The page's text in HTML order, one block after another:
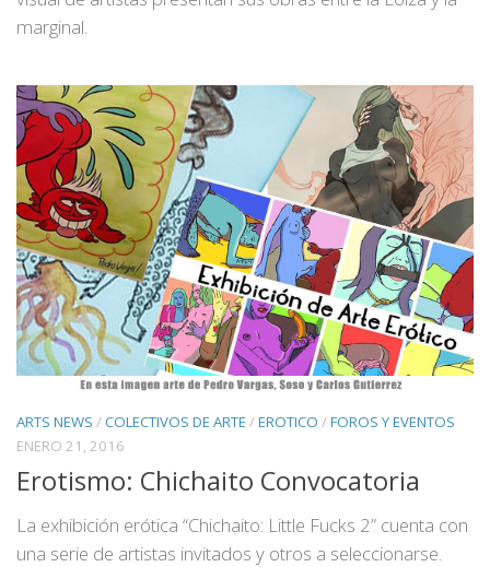
marginal.
ARTS NEWS /COLECTIVOS DE ARTE /EROTICO /FOROS Y EVENTOS
ENERO 21, 2016
Erotismo: Chichaito Convocatoria
La exhibición erótica “Chichaito: Little Fucks 2” cuenta con
una serie de artistas invitados y otros a seleccionarse.